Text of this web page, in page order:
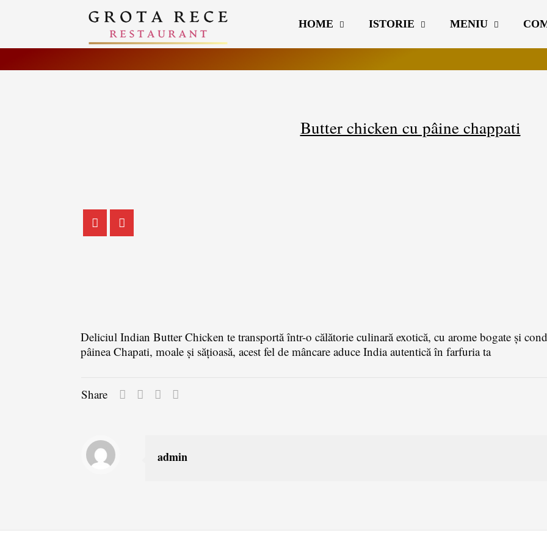
HOME ISTORIE MENIU
Butter chicken cu pâine chappati
Deliciul Indian Butter Chicken te transportă într-o călătorie culinară exotică, cu arome bogate și
pâinea Chapati, moale și sățioasă, acest fel de mâncare aduce India autentică în farfuria ta
Share
admin